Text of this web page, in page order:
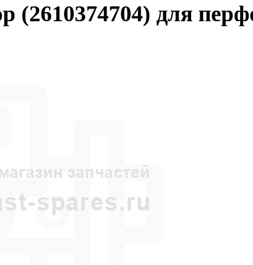
(2610374704) для